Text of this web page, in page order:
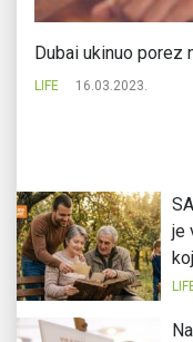
U Srpskoj za
LIFE 29.11.2022.
je